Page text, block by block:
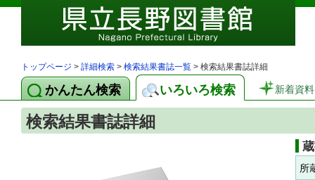
トップページ > 詳細検索 > 検索結果書誌一覧 > 検索結果書誌詳細
かんたん検索 いろいろ検索 新着資料
検索結果書誌詳細
所